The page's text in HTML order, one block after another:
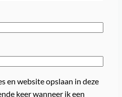
en website opslaan in deze
keer wanneer ik een